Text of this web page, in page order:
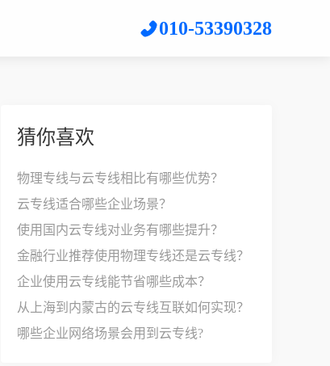
010-53390328
猜你喜欢
物理专线与云专线相比有哪些优势？
云专线适合哪些企业场景？
使用国内云专线对业务有哪些提升？
金融行业推荐使用物理专线还是云专线？
企业使用云专线能节省哪些成本？
从上海到内蒙古的云专线互联如何实现？
哪些企业网络场景会用到云专线?